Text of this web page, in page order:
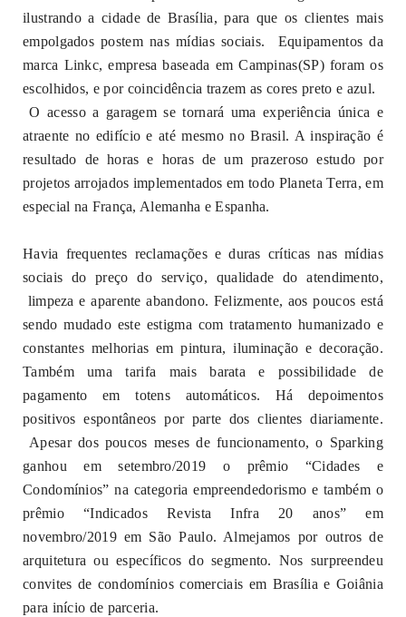
ilustrando a cidade de Brasília, para que os clientes mais
empolgados postem nas mídias sociais.
Equipamentos da
marca Linkc, empresa baseada em Campinas(SP) foram os
escolhidos, e por coincidência trazem as cores preto e azul.
O acesso a garagem se tornará uma experiência única e
atraente no edifício e até mesmo no Brasil. A inspiração é
resultado de horas e horas de um prazeroso estudo por
projetos arrojados implementados em todo Planeta Terra, em
especial na França, Alemanha e Espanha.
Havia frequentes reclamações e duras críticas nas mídias
sociais do preço do serviço, qualidade do atendimento,
limpeza e aparente abandono. Felizmente, aos poucos está
sendo mudado este estigma com tratamento humanizado e
constantes melhorias em pintura, iluminação e decoração.
Também uma tarifa mais barata e possibilidade de
pagamento em totens automáticos. Há depoimentos
positivos espontâneos por parte dos clientes diariamente.
Apesar dos poucos meses de funcionamento, o Sparking
ganhou em setembro/2019 o prêmio “Cidades e
Condomínios” na categoria empreendedorismo e também o
prêmio “Indicados Revista Infra 20 anos” em
novembro/2019 em São Paulo. Almejamos por outros de
arquitetura ou específicos do segmento. Nos surpreendeu
convites de condomínios comerciais em Brasília e Goiânia
para início de parceria.